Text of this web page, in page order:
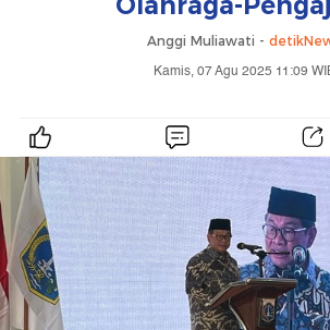
Anggi Muliawati -
Kamis, 07 Agu 2025 11:09